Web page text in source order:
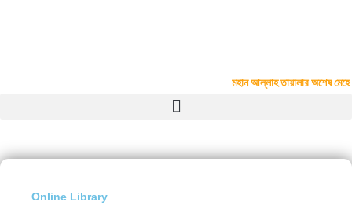
মহান আল্লাহ তায়ালার অশেষ
Online Library